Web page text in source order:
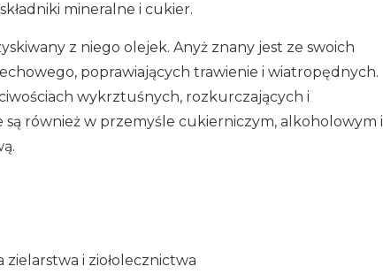
mineralne i cukier.
z niego olejek. Anyż znany jest ze swoich
poprawiających trawienie i wiatropędnych.
wykrztuśnych, rozkurczających i
również w przemyśle cukierniczym, alkoholowym i
i ziołolecznictwa